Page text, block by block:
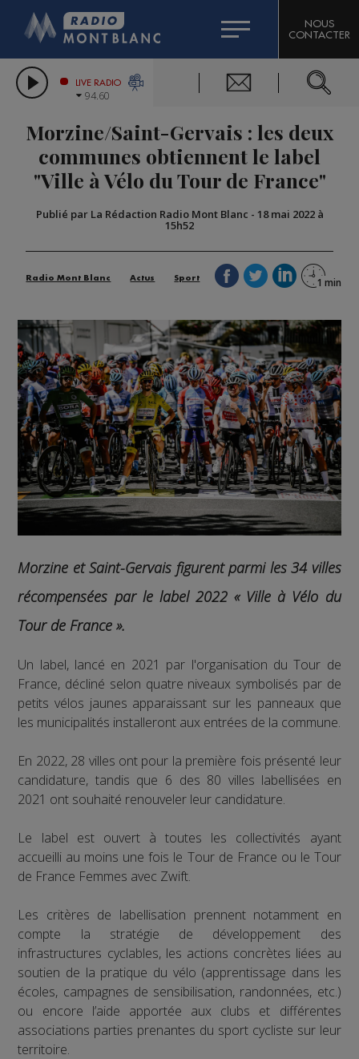
LES CHRONIQUES DE L'EXPERT
CITIZEN MACHINERY
GRAND MASSIF DOMAINES SKIABLES
BIGARD
COMPAGNIE DU MONT-BLANC
NOUS
CONTACTER
LIVE RADIO
94.60
Morzine/Saint-Gervais : les deux
communes obtiennent le label
"Ville à Vélo du Tour de France"
Publié par La Rédaction Radio Mont Blanc - 18 mai 2022 à
15h52
Radio Mont Blanc Actus Sport
Morzine et Saint-Gervais figurent parmi les 34 villes
récompensées par le label 2022 « Ville à Vélo du
Tour de France ».
Un label, lancé en 2021 par l'organisation du Tour de
France, décliné selon quatre niveaux symbolisés par de
petits vélos jaunes apparaissant sur les panneaux que
les municipalités installeront aux entrées de la commune.
En 2022, 28 villes ont pour la première fois présenté leur
candidature, tandis que 6 des 80 villes labellisées en
2021 ont souhaité renouveler leur candidature.
Le label est ouvert à toutes les collectivités ayant
accueilli au moins une fois le Tour de France ou le Tour
de France Femmes avec Zwift.
Les critères de labellisation prennent notamment en
compte la stratégie de développement des
infrastructures cyclables, les actions concrètes liées au
soutien de la pratique du vélo (apprentissage dans les
écoles, campagnes de sensibilisation, randonnées, etc.)
ou encore l’aide apportée aux clubs et différentes
associations parties prenantes du sport cycliste sur leur
territoire.